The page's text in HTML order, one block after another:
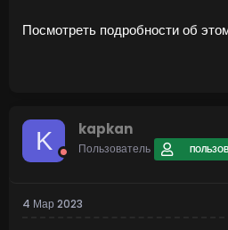
Посмотреть подробности об
K kapkan
Пользователь
4 Мар 2023